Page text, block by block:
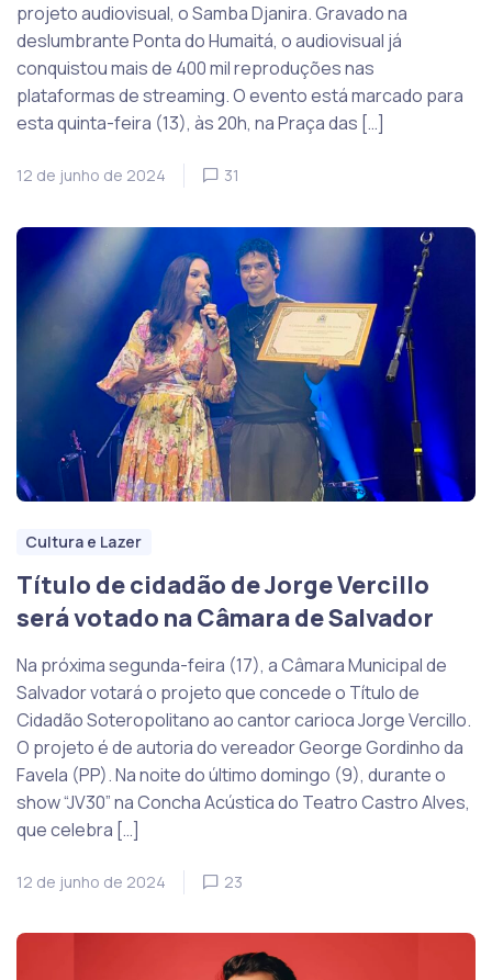
projeto audiovisual, o Samba Djanira. Gravado na
deslumbrante Ponta do Humaitá, o audiovisual já
conquistou mais de 400 mil reproduções nas
plataformas de streaming. O evento está marcado para
esta quinta-feira (13), às 20h, na Praça das […]
12 de junho de 2024 31
Cultura e Lazer
Título de cidadão de Jorge Vercillo
será votado na Câmara de Salvador
Na próxima segunda-feira (17), a Câmara Municipal de
Salvador votará o projeto que concede o Título de
Cidadão Soteropolitano ao cantor carioca Jorge Vercillo.
O projeto é de autoria do vereador George Gordinho da
Favela (PP). Na noite do último domingo (9), durante o
show “JV30” na Concha Acústica do Teatro Castro Alves,
que celebra […]
12 de junho de 2024 23